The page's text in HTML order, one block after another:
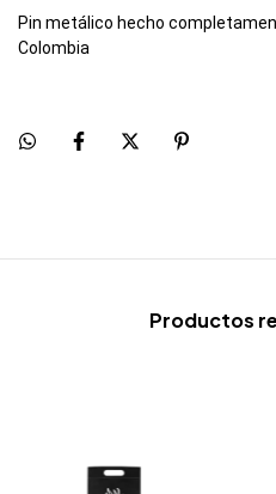
Pin metálico hecho
Colombia
Productos